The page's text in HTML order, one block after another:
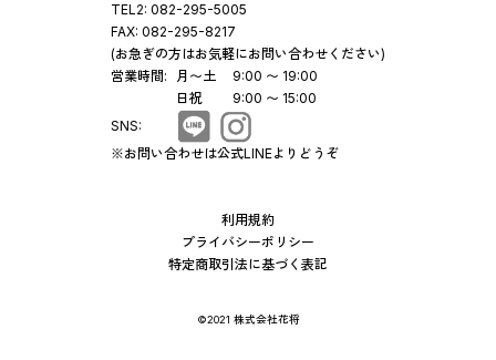
TEL2: 082-295-5005
FAX: 082-295-8217
(お急ぎの方はお気軽にお問い合わせください)
営業時間:
月〜土
9:00 〜 19:00
日祝
9:00 〜 15:00
SNS:
※お問い合わせは公式LINEよりどうぞ
利用規約
プライバシーポリシー
特定商取引法に基づく表記
©2021 株式会社花将